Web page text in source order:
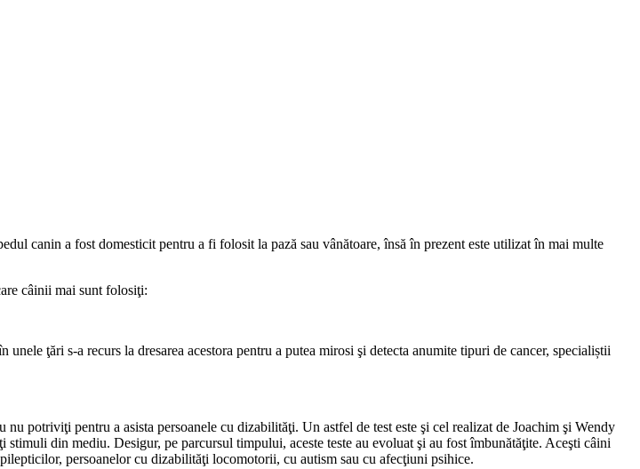
canin a fost domesticit pentru a fi folosit la pază sau vânătoare, însă în prezent este utilizat în mai multe
câinii mai sunt folosiţi:
ţări s-a recurs la dresarea acestora pentru a putea mirosi şi detecta anumite tipuri de cancer, specialiștii
potriviţi pentru a asista persoanele cu dizabilităţi. Un astfel de test este şi cel realizat de Joachim şi Wendy
din mediu. Desigur, pe parcursul timpului, aceste teste au evoluat şi au fost îmbunătăţite. Aceşti câini
persoanelor cu dizabilităţi locomotorii, cu autism sau cu afecţiuni psihice.